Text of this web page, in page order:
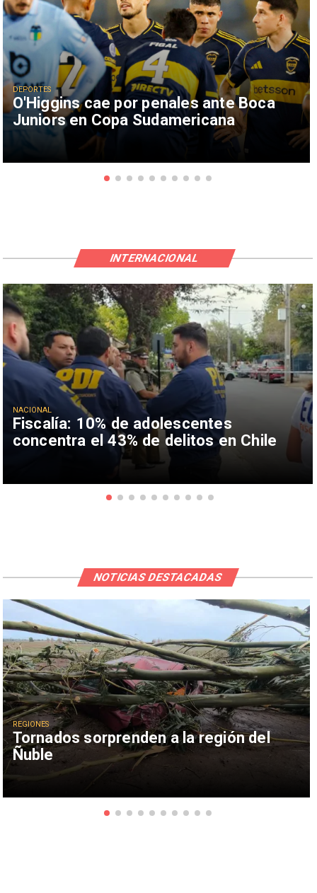
O'Higgins cae por penales ante Boca
Juniors en Copa Sudamericana
DEPORTES
Fiscalía: 10% de adolescentes
concentra el 43% de delitos en Chile
NACIONAL
INTERNACIONAL
Tornados sorprenden a la región del
Ñuble
REGIONES
NOTICIAS DESTACADAS